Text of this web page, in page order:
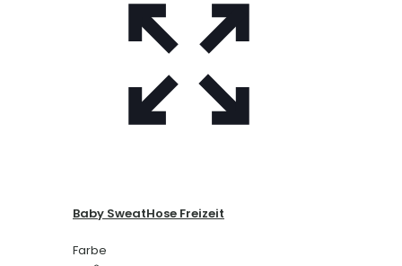
Baby SweatHose Freizeit
Farbe